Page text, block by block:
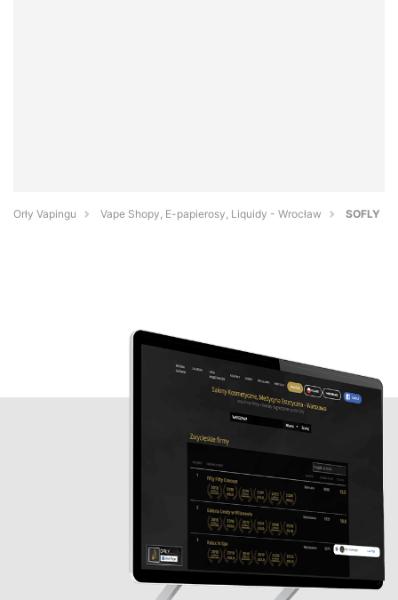
Orły Vapingu Vape Shopy, E-papierosy, Liquidy - Wrocław SOFLY